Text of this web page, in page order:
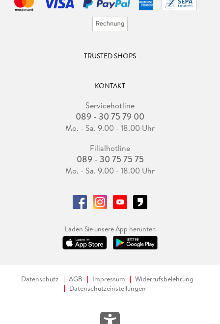
TRUSTED SHOPS
KONTAKT
Servicehotline
089 - 30 75 79 00
Mo. - Sa. 9.00 - 18.00 Uhr
Filialhotline
089 - 30 75 75 75
Mo. - Sa. 9.00 - 18.00 Uhr
Laden Sie unsere App herunter.
Datenschutz AGB Impressum
Widerrufsbelehrung
Datenschutzeinstellungen